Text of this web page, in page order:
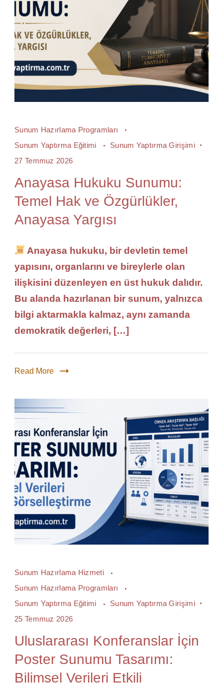
Sunum Hazırlama Programları
Sunum Yaptırma Eğitimi
Sunum Yaptırma Girişimi
27 Temmuz 2026
Anayasa Hukuku Sunumu:
Temel Hak ve Özgürlükler,
Anayasa Yargısı
Anayasa hukuku, bir devletin temel
yapısını, organlarını ve bireylerle olan
ilişkisini düzenleyen en üst hukuk dalıdır.
Bu alanda hazırlanan bir sunum, yalnızca
bilgi aktarmakla kalmaz, aynı zamanda
demokratik değerleri, […]
Read More
Sunum Hazırlama Hizmeti
Sunum Hazırlama Programları
Sunum Yaptırma Eğitimi
Sunum Yaptırma Girişimi
25 Temmuz 2026
Uluslararası Konferanslar İçin
Poster Sunumu Tasarımı:
Bilimsel Verileri Etkili